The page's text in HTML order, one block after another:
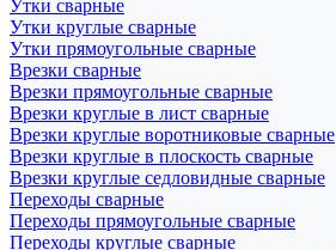
Утки сварные
Утки круглые сварные
Утки прямоугольные сварные
Врезки сварные
Врезки прямоугольные сварные
Врезки круглые в лист сварные
Врезки круглые воротниковые сварные
Врезки круглые в плоскость сварные
Врезки круглые седловидные сварные
Переходы сварные
Переходы прямоугольные сварные
Переходы круглые сварные